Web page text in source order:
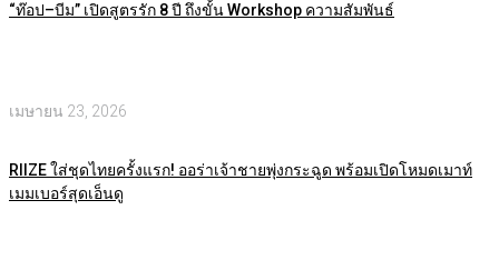
“ท๊อป–บีม” เปิดสูตรรัก 8 ปี ถึงขั้น Workshop ความสัมพันธ์
เมษายน 23, 2026
RIIZE ใส่ชุดไทยครั้งแรก! ออร่าเจ้าชายพุ่งกระฉูด พร้อมเปิดโหมดเมาท์
เมมเบอร์สุดเอ็นดู